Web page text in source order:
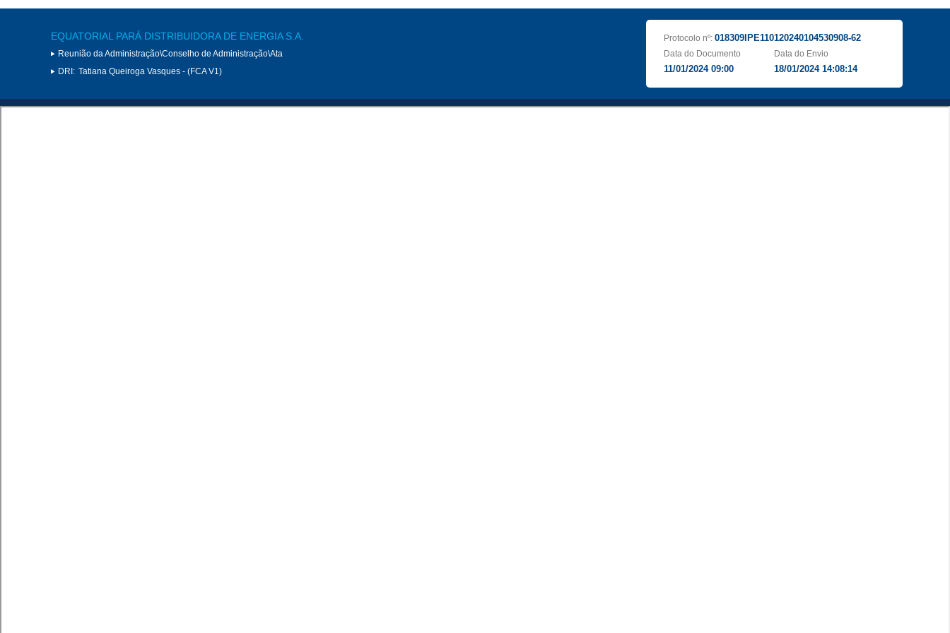
EQUATORIAL PARÁ DISTRIBUIDORA DE ENERGIA S.A.
Reunião da Administração\Conselho de Administração\Ata
DRI: Tatiana Queiroga Vasques - (FCA V1)
Protocolo nº: 018309IPE110120240104530908-62
Data do Documento
11/01/2024 09:00
Data do Envio
18/01/2024 14:08:14